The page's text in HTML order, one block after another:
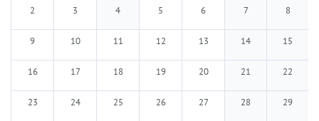
2 3 4 5 6 7 8
9 10 11 12 13 14 15
16 17 18 19 20 21 22
23 24 25 26 27 28 29